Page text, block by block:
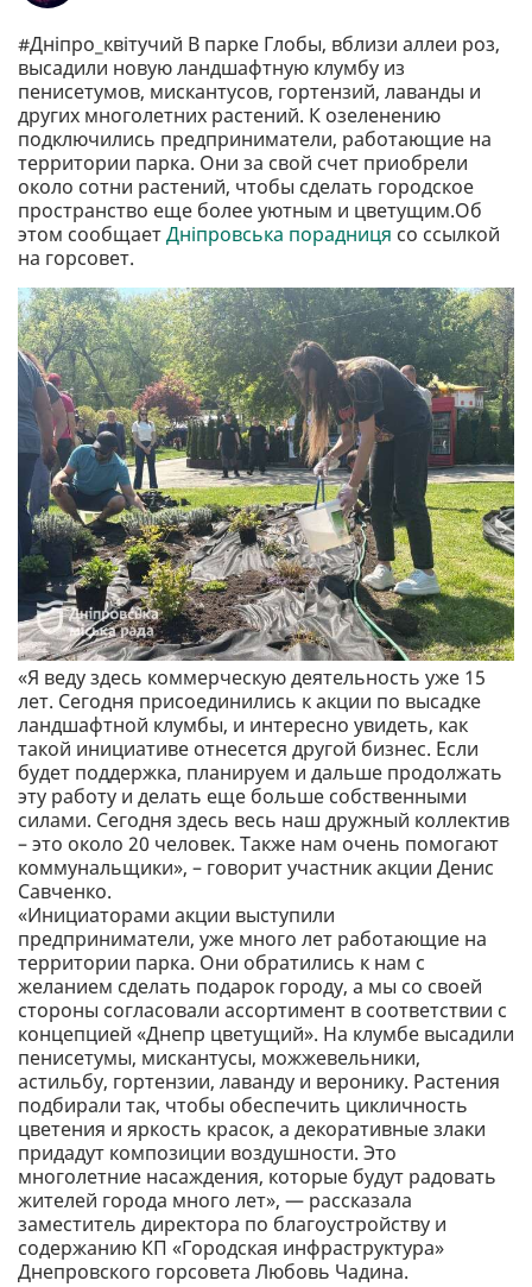
#Дніпро_квітучий В парке Глобы, вблизи аллеи роз,
высадили новую ландшафтную клумбу из
пенисетумов, мискантусов, гортензий, лаванды и
других многолетних растений. К озеленению
подключились предприниматели, работающие на
территории парка. Они за свой счет приобрели
около сотни растений, чтобы сделать городское
пространство еще более уютным и цветущим.Об
этом сообщаетДніпровська порадниця со ссылкой
на горсовет.
«Я веду здесь коммерческую деятельность уже 15
лет. Сегодня присоединились к акции по высадке
ландшафтной клумбы, и интересно увидеть, как
такой инициативе отнесется другой бизнес. Если
будет поддержка, планируем и дальше продолжать
эту работу и делать еще больше собственными
силами. Сегодня здесь весь наш дружный коллектив
– это около 20 человек. Также нам очень помогают
коммунальщики», – говорит участник акции Денис
Савченко.
«Инициаторами акции выступили
предприниматели, уже много лет работающие на
территории парка. Они обратились к нам с
желанием сделать подарок городу, а мы со своей
стороны согласовали ассортимент в соответствии с
концепцией «Днепр цветущий». На клумбе высадили
пенисетумы, мискантусы, можжевельники,
астильбу, гортензии, лаванду и веронику. Растения
подбирали так, чтобы обеспечить цикличность
цветения и яркость красок, а декоративные злаки
придадут композиции воздушности. Это
многолетние насаждения, которые будут радовать
жителей города много лет», — рассказала
заместитель директора по благоустройству и
содержанию КП «Городская инфраструктура»
Днепровского горсовета Любовь Чадина.